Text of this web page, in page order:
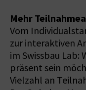
Mehr
Vom
zur interaktiven
im Swissbau Lab:
präsent sein
Vielzahl an